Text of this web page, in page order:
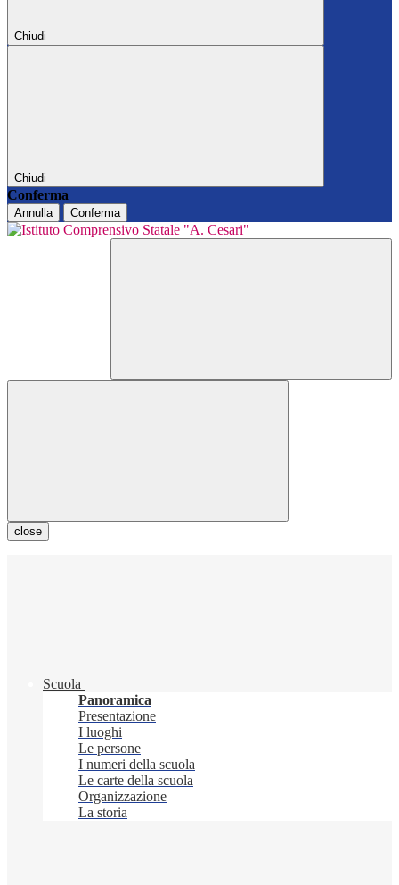
Chiudi
Chiudi
Conferma
Annulla Conferma
close
Scuola
Panoramica
Presentazione
I luoghi
Le persone
I numeri della scuola
Le carte della scuola
Organizzazione
La storia